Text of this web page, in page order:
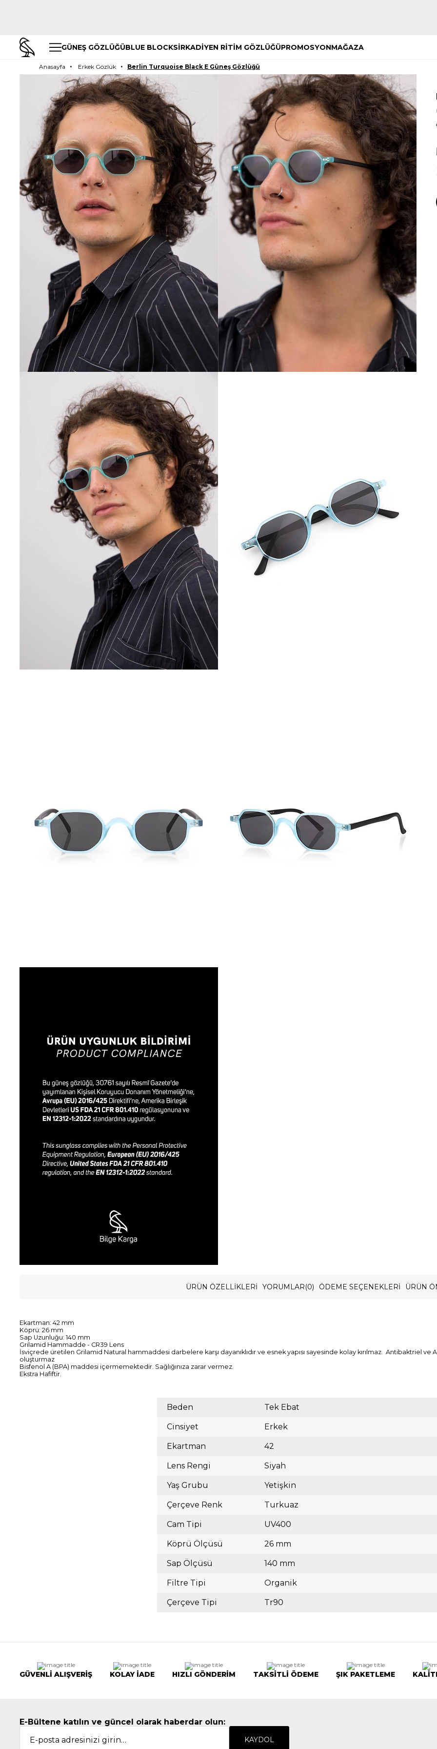
GÜNEŞ GÖZLÜĞÜBLUE BLOCKSİRKADİYEN RİTİM GÖZLÜĞÜPROMOSYONMAĞAZA
Anasayfa Erkek Gözlük Berlin Turquoise Black E Güneş Gözlüğü
ÜRÜN ÖZELLIKLERI YORUMLAR(0) ÖDEME SEÇENEKLERI ÜRÜN
Ekartman: 42 mm
Köprü: 26 mm
Sap Uzunluğu: 140 mm
Grilamid Hammadde - CR39 Lens
İsviçrede üretilen Grilamid Natural hammaddesi darbelere karşı dayanıklıdır ve esnek yapısı sayesinde kolay kırılmaz. Antibaktriel
oluşturmaz
Bisfenol A (BPA) maddesi içermemektedir. Sağlığınıza zarar vermez.
Ekstra Hafiftir.
Beden Tek Ebat
Cinsiyet Erkek
Ekartman 42
Lens Rengi Siyah
Yaş Grubu Yetişkin
Çerçeve Renk Turkuaz
Cam Tipi UV400
Köprü Ölçüsü 26 mm
Sap Ölçüsü 140 mm
Filtre Tipi Organik
Çerçeve Tipi Tr90
GÜVENLİ ALIŞVERİŞ KOLAY İADE HIZLI GÖNDERİM TAKSİTLİ ÖDEME ŞIK PAKETLEME
E-Bültene katılın ve güncel olarak haberdar olun:
KAYDOL